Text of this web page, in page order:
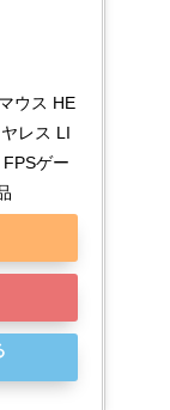
ウス HE
レス LI
ゲー